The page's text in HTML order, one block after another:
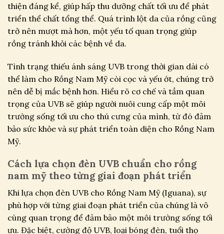
thiện đáng kể, giúp hấp thu dưỡng chất tối ưu để phát
triển thể chất tổng thể. Quá trình lột da của rồng cũng
trở nên mượt mà hơn, một yếu tố quan trọng giúp
rồng tránh khỏi các bệnh về da.
Tình trạng thiếu ánh sáng UVB trong thời gian dài có
thể làm cho Rồng Nam Mỹ còi cọc và yếu ớt, chúng trở
nên dễ bị mắc bệnh hơn. Hiểu rõ cơ chế và tầm quan
trọng của UVB sẽ giúp người nuôi cung cấp một môi
trường sống tối ưu cho thú cưng của mình, từ đó đảm
bảo sức khỏe và sự phát triển toàn diện cho Rồng Nam
Mỹ.
Cách lựa chọn đèn UVB chuẩn cho rồng
nam mỹ theo từng giai đoạn phát triển
Khi lựa chọn đèn UVB cho Rồng Nam Mỹ (Iguana), sự
phù hợp với từng giai đoạn phát triển của chúng là vô
cùng quan trọng để đảm bảo một môi trường sống tối
ưu. Đặc biệt, cường độ UVB, loại bóng đèn, tuổi thọ